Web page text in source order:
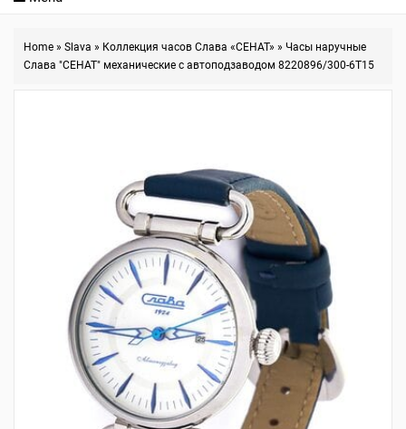
Home » Slava » Коллекция часов Слава «СЕНАТ» » Часы наручные
Слава "СЕНАТ" механические с автоподзаводом 8220896/300-6T15